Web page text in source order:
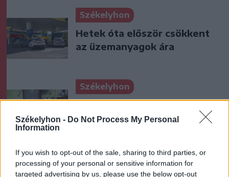
Székelyhon - Do Not Process My Personal
Information
If you wish to opt-out of the sale, sharing to third parties, or
processing of your personal or sensitive information for
targeted advertising by us, please use the below opt-out
Székelyhon
Hetek óta először csökkent
az üzemanyagok ára
Székelyhon
„Óriási csattanás volt” – így
emlékszik vissza a kedd esti
Székely Sport